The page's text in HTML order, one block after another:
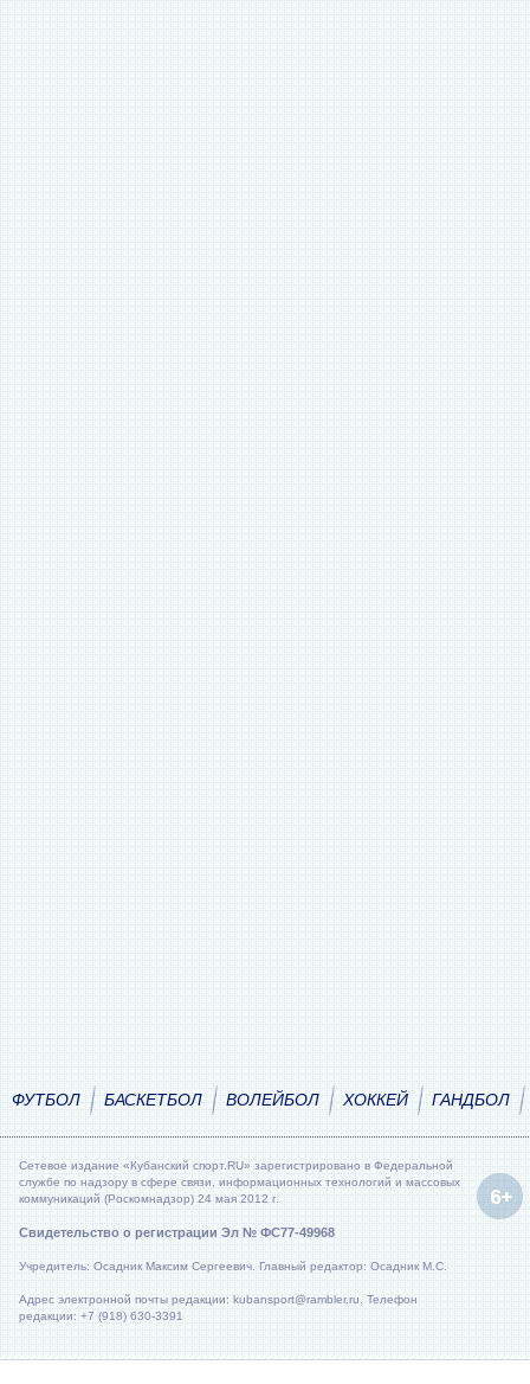
ФУТБОЛ БАСКЕТБОЛ ВОЛЕЙБОЛ ХОККЕЙ ГАНДБОЛ
Сетевое издание «Кубанский спорт.RU» зарегистрировано в Федеральной
службе по надзору в сфере связи, информационных технологий и массовых
коммуникаций (Роскомнадзор) 24 мая 2012 г.
Свидетельство о регистрации Эл № ФС77-49968
Учредитель: Осадник Максим Сергеевич. Главный редактор: Осадник М.С.
Адрес электронной почты редакции: kubansport@rambler.ru. Телефон
редакции: +7 (918) 630-3391